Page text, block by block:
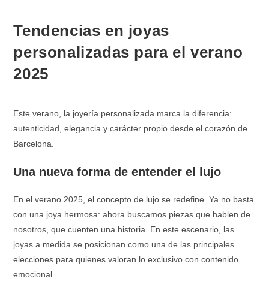
Tendencias en joyas
personalizadas para el verano
2025
Este verano, la joyería personalizada marca la diferencia:
autenticidad, elegancia y carácter propio desde el corazón de
Barcelona.
Una nueva forma de entender el lujo
En el verano 2025, el concepto de lujo se redefine. Ya no basta
con una joya hermosa: ahora buscamos piezas que hablen de
nosotros, que cuenten una historia. En este escenario, las
joyas a medida se posicionan como una de las principales
elecciones para quienes valoran lo exclusivo con contenido
emocional.